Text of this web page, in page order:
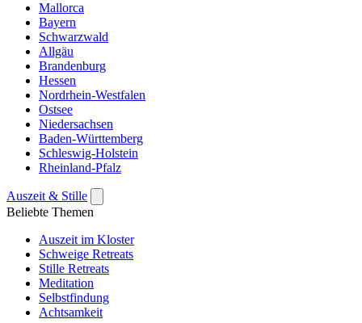
Mallorca
Bayern
Schwarzwald
Allgäu
Brandenburg
Hessen
Nordrhein-Westfalen
Ostsee
Niedersachsen
Baden-Württemberg
Schleswig-Holstein
Rheinland-Pfalz
Auszeit & Stille
Beliebte Themen
Auszeit im Kloster
Schweige Retreats
Stille Retreats
Meditation
Selbstfindung
Achtsamkeit